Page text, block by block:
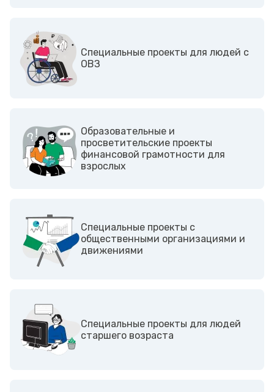
Cпециальные проекты для людей с
ОВЗ
Образовательные и
просветительские проекты
финансовой грамотности для
взрослых
Cпециальные проекты с
общественными организациями и
движениями
Специальные проекты для людей
старшего возраста